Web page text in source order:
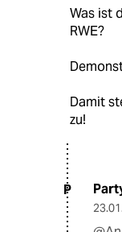
Was ist
RWE?
Damit
zu!
P